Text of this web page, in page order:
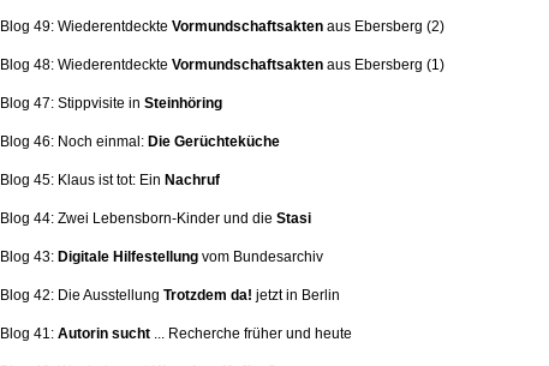
Blog 49: Wiederentdeckte Vormundschaftsakten aus Ebersberg (2)
Blog 48: Wiederentdeckte Vormundschaftsakten aus Ebersberg (1)
Blog 47: Stippvisite in Steinhöring
Blog 46: Noch einmal: Die Gerüchteküche
Blog 45: Klaus ist tot: Ein Nachruf
Blog 44: Zwei Lebensborn-Kinder und die Stasi
Blog 43: Digitale Hilfestellung vom Bundesarchiv
Blog 42: Die Ausstellung Trotzdem da! jetzt in Berlin
Blog 41: Autorin sucht ... Recherche früher und heute